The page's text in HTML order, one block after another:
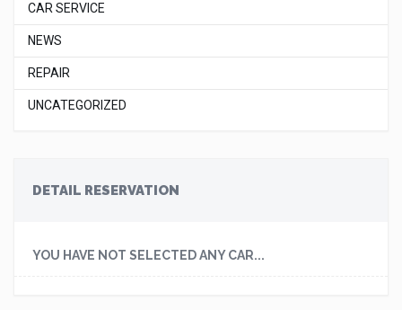
CAR SERVICE
NEWS
REPAIR
UNCATEGORIZED
DETAIL RESERVATION
YOU HAVE NOT SELECTED ANY CAR...